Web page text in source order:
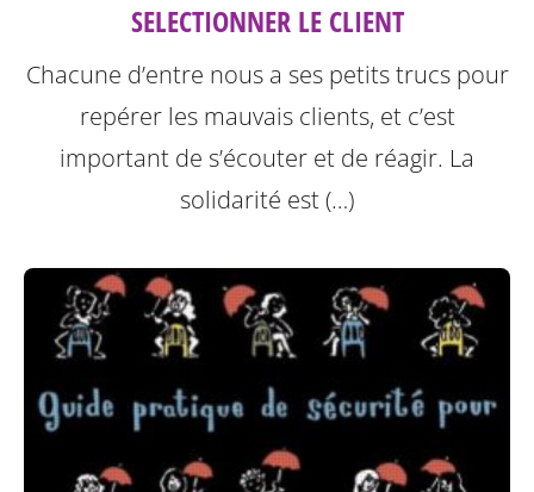
SELECTIONNER LE CLIENT
Chacune d’entre nous a ses petits trucs pour
repérer les mauvais clients, et c’est
important de s’écouter et de réagir. La
solidarité est (…)